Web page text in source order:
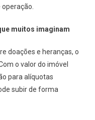
muitos imaginam
doações e heranças, o
o valor do imóvel
para alíquotas
subir de forma